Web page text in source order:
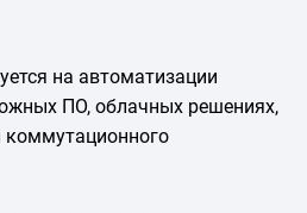
на автоматизации
ПО, облачных решениях,
коммутационного